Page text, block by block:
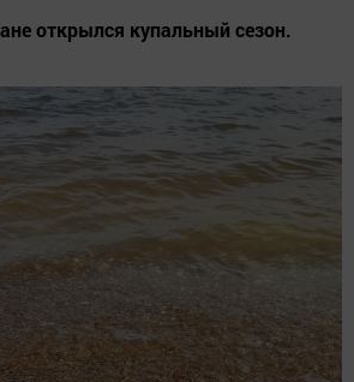
открылся купальный сезон.